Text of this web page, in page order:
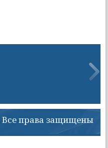
Все права защищены